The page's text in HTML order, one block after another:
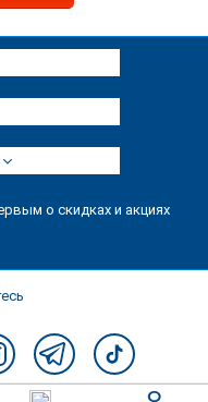
о скидках и акциях